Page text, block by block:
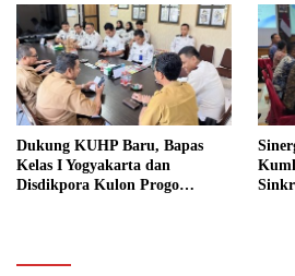
Dukung KUHP Baru, Bapas
Kelas I Yogyakarta dan
Disdikpora Kulon Progo